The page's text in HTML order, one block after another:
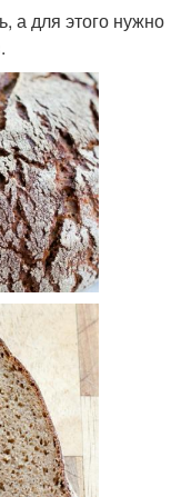
а для этого нужно